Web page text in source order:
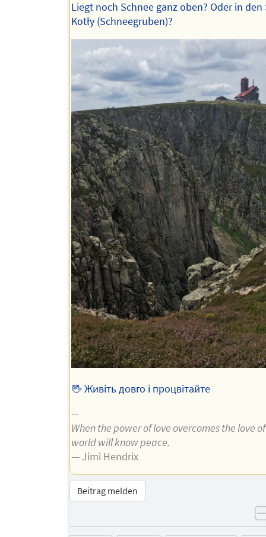
Liegt noch Schnee ganz oben? Oder in den
Kotły (Schneegruben)?
🖖 Живіть довго і процвітайте
--
When the power of love overcomes the love
world will know peace.
— Jimi Hendrix
Beitrag melden